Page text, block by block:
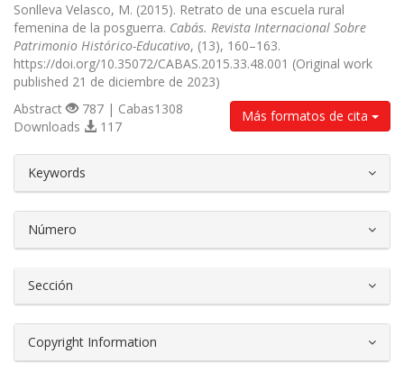
Sonlleva Velasco, M. (2015). Retrato de una escuela rural
femenina de la posguerra. Cabás. Revista Internacional Sobre
Patrimonio Histórico-Educativo, (13), 160–163.
https://doi.org/10.35072/CABAS.2015.33.48.001 (Original work
published 21 de diciembre de 2023)
Más formatos de cita
Abstract
787 | Cabas1308
Downloads
117
Keywords
Número
Sección
Copyright Information